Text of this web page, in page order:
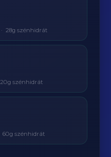
28g szénhidrát
20g szénhidrát
60g szénhidrát